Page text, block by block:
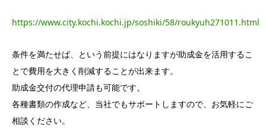
https://www.city.kochi.kochi.jp/soshiki/58/roukyuh271011.html
条件を満たせば、という前提にはなりますが助成金を活用するこ
とで費用を大きく削減することが出来ます。
助成金交付の代理申請も可能です。
各種書類の作成など、当社でもサポートしますので、お気軽にご
相談ください。